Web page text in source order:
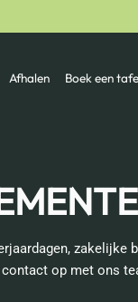
Afhalen Boek een
op met ons